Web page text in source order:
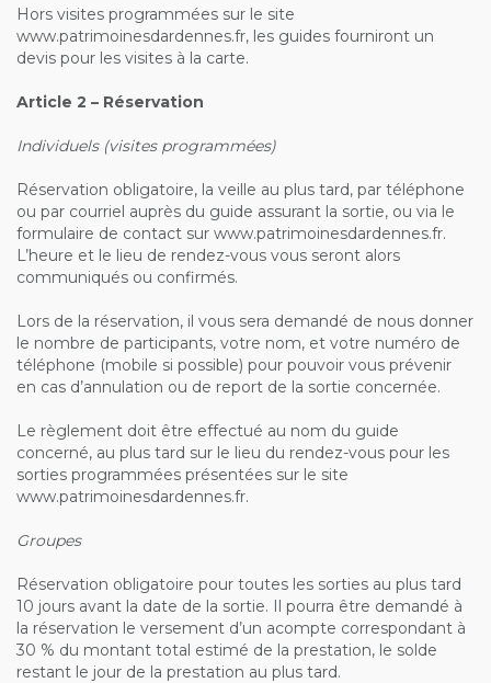
Hors visites programmées sur le site
www.patrimoinesdardennes.fr, les guides fourniront un
devis pour les visites à la carte.
Article 2 – Réservation
Individuels (visites programmées)
Réservation obligatoire, la veille au plus tard, par téléphone
ou par courriel auprès du guide assurant la sortie, ou via le
formulaire de contact sur www.patrimoinesdardennes.fr.
L’heure et le lieu de rendez-vous vous seront alors
communiqués ou confirmés.
Lors de la réservation, il vous sera demandé de nous donner
le nombre de participants, votre nom, et votre numéro de
téléphone (mobile si possible) pour pouvoir vous prévenir
en cas d’annulation ou de report de la sortie concernée.
Le règlement doit être effectué au nom du guide
concerné, au plus tard sur le lieu du rendez-vous pour les
sorties programmées présentées sur le site
www.patrimoinesdardennes.fr.
Groupes
Réservation obligatoire pour toutes les sorties au plus tard
10 jours avant la date de la sortie. Il pourra être demandé à
la réservation le versement d’un acompte correspondant à
30 % du montant total estimé de la prestation, le solde
restant le jour de la prestation au plus tard.